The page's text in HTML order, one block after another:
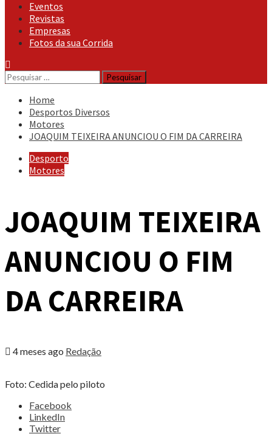
Eventos
Revistas
Empresas
Fotos da sua Corrida
Pesquisar
por:
Home
Desportos Diversos
Motores
JOAQUIM TEIXEIRA ANUNCIOU O FIM DA CARREIRA
Desporto
Motores
JOAQUIM TEIXEIRA
ANUNCIOU O FIM
DA CARREIRA
4 meses ago Redação
Foto: Cedida pelo piloto
Share
post
Facebook
LinkedIn
Twitter